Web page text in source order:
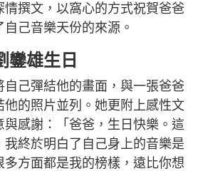
情撰文，以窩心的方式祝賀爸爸
己音樂天份的來源。
鑾雄生日
己彈結他的畫面，與一張爸爸
他的照片並列。她更附上感性文
與感謝：「爸爸，生日快樂。這
我終於明白了自己身上的音樂是
方面都是我的榜樣，遠比你想